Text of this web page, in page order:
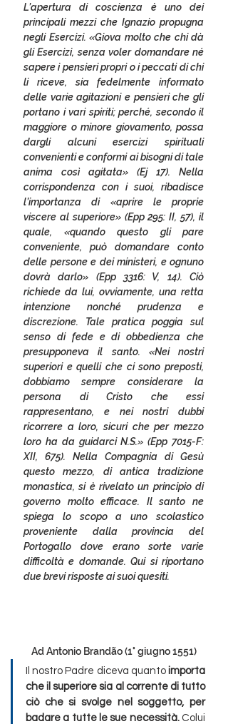
L’apertura di coscienza è uno dei
principali mezzi che Ignazio propugna
negli Esercizi. «Giova molto che chi dà
gli Esercizi, senza voler domandare né
sapere i pensieri propri o i peccati di chi
li riceve, sia fedelmente informato
delle varie agitazioni e pensieri che gli
portano i vari spiriti; perché, secondo il
maggiore o minore giovamento, possa
dargli alcuni esercizi spirituali
convenienti e conformi ai bisogni di tale
anima così agitata» (Ej 17). Nella
corrispondenza con i suoi, ribadisce
l’importanza di «aprire le proprie
viscere al superiore» (Epp 295: II, 57), il
quale, «quando questo gli pare
conveniente, può domandare conto
delle persone e dei ministeri, e ognuno
dovrà darlo» (Epp 3316: V, 14). Ciò
richiede da lui, ovviamente, una retta
intenzione nonché prudenza e
discrezione. Tale pratica poggia sul
senso di fede e di obbedienza che
presupponeva il santo. «Nei nostri
superiori e quelli che ci sono preposti,
dobbiamo sempre considerare la
persona di Cristo che essi
rappresentano, e nei nostri dubbi
ricorrere a loro, sicuri che per mezzo
loro ha da guidarci N.S.» (Epp 7015-F:
XII, 675). Nella Compagnia di Gesù
questo mezzo, di antica tradizione
monastica, si è rivelato un principio di
governo molto efficace. Il santo ne
spiega lo scopo a uno scolastico
proveniente dalla provincia del
Portogallo dove erano sorte varie
difficoltà e domande. Qui si riportano
due brevi risposte ai suoi quesiti.
Ad Antonio Brandão (1° giugno 1551)
Il nostro Padre diceva quanto importa
che il superiore sia al corrente di tutto
ciò che si svolge nel soggetto, per
badare a tutte le sue necessità. Colui